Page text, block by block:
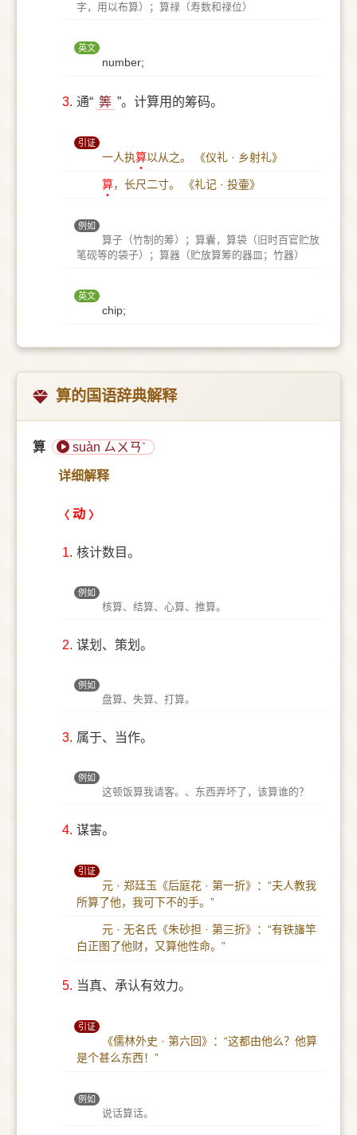
字，用以布算）；算禄（寿数和禄位）
英文
number;
3. 通“ 筭 ”。计算用的筹码。
引证
一人执算以从之。 《仪礼 · 乡射礼》
算，长尺二寸。 《礼记 · 投壷》
例如
算子（竹制的筹）；算囊，算袋（旧时百官贮放
笔砚等的袋子）；算器（贮放算筹的器皿；竹器）
英文
chip;
算的国语辞典解释
算 suàn ㄙㄨㄢˋ
详细解释
动
1. 核计数目。
例如
核算、结算、心算、推算。
2. 谋划、策划。
例如
盘算、失算、打算。
3. 属于、当作。
例如
这顿饭算我请客。、东西弄坏了，该算谁的？
4. 谋害。
引证
元 · 郑廷玉《后庭花 · 第一折》：“夫人教我
所算了他，我可下不的手。”
元 · 无名氏《朱砂担 · 第三折》：“有铁旛竿
白正图了他财，又算他性命。”
5. 当真、承认有效力。
引证
《儒林外史 · 第六回》：“这都由他么？他算
是个甚么东西！”
例如
说话算话。